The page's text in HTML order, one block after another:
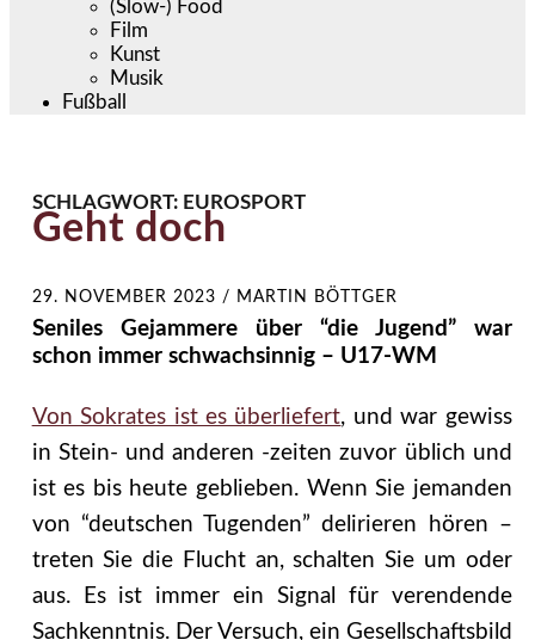
(Slow-) Food
Film
Kunst
Musik
Fußball
SCHLAGWORT: EUROSPORT
Geht doch
29. NOVEMBER 2023 / MARTIN BÖTTGER
Seniles Gejammere über “die Jugend” war
schon immer schwachsinnig – U17-WM
Von Sokrates ist es überliefert, und war gewiss
in Stein- und anderen -zeiten zuvor üblich und
ist es bis heute geblieben. Wenn Sie jemanden
von “deutschen Tugenden” delirieren hören –
treten Sie die Flucht an, schalten Sie um oder
aus. Es ist immer ein Signal für verendende
Sachkenntnis. Der Versuch, ein Gesellschaftsbild